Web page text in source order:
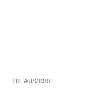
TR AUSDORF